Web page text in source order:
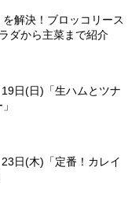
を解決！ブロッコリース
ダから主菜まで紹介
日(日)「生ハムとツナ
日(木)「定番！カレイ